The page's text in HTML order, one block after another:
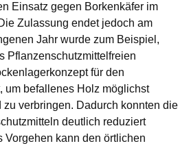
Einsatz gegen Borkenkäfer im
Zulassung endet jedoch am
Jahr wurde zum Beispiel,
Pflanzenschutzmittelfreien
für den
um befallenes Holz möglichst
verbringen. Dadurch konnten die
deutlich reduziert
Vorgehen kann den örtlichen